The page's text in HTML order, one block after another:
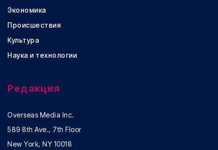
Экономика
Происшествия
Культура
Наука и технологии
Редакция
Overseas Media Inc.
589 8th Ave., 7th Floor
New York, NY 10018